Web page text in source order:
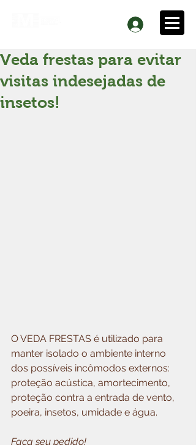
Veda frestas para evitar
visitas indesejadas de
insetos!
O VEDA FRESTAS é utilizado para
manter isolado o ambiente interno
dos possíveis incômodos externos:
proteção acústica, amortecimento,
proteção contra a entrada de vento,
poeira, insetos, umidade e água.
Faça seu pedido!